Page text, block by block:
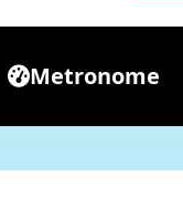
Metronome